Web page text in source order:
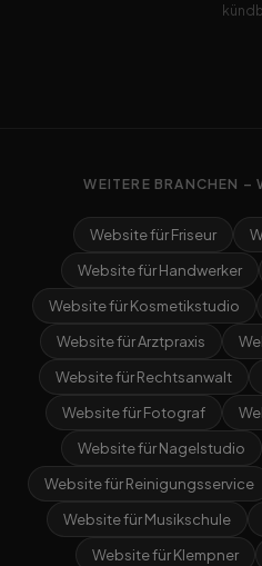
WEITERE BRANCHEN –
Website für Friseur
Website für Handwerker
Website für Kosmetikstudio
Website für Arztpraxis
Website für Rechtsanwalt
Website für Fotograf
Website für Nagelstudio
Website für Reinigungsservice
Website für Musikschule
Website für Klempner